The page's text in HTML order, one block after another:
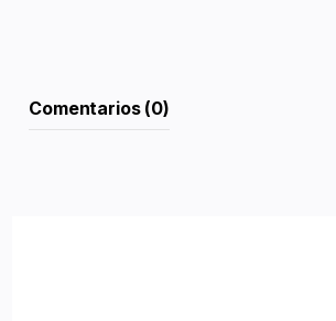
Comentarios (0)